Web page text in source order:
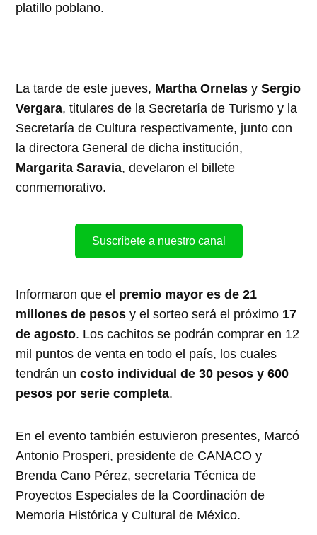
platillo poblano.
La tarde de este jueves, Martha Ornelas ySergio
Vergara, titulares de la Secretaría de Turismo y la
Secretaría de Cultura respectivamente, junto con
la directora General de dicha institución,
Margarita Saravia, develaron el billete
conmemorativo.
Suscríbete a nuestro canal
Informaron que el premio mayor es de 21
millones de pesos y el sorteo será el próximo 17
de agosto. Los cachitos se podrán comprar en 12
mil puntos de venta en todo el país, los cuales
tendrán uncosto individual de 30 pesos y 600
pesos por serie completa.
En el evento también estuvieron presentes, Marcó
Antonio Prosperi, presidente de CANACO y
Brenda Cano Pérez, secretaria Técnica de
Proyectos Especiales de la Coordinación de
Memoria Histórica y Cultural de México.